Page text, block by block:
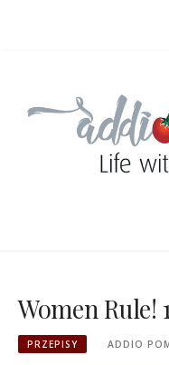
Women Rule!
PRZEPISY ADDIO